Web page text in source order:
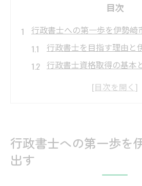
目次
行政書士への第一歩を伊勢崎
行政書士を目指す理由と
行政書士資格取得の基本
伊勢崎市で行政書士を目
在留資格技・人・国取得の実
行政書士が伝える在留資
行政書士への第一歩を
出す